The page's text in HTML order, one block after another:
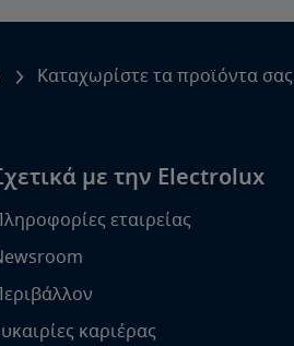
Καταχωρίστε τα προϊόντα σας
με την Electrolux
εταιρείας
καριέρας